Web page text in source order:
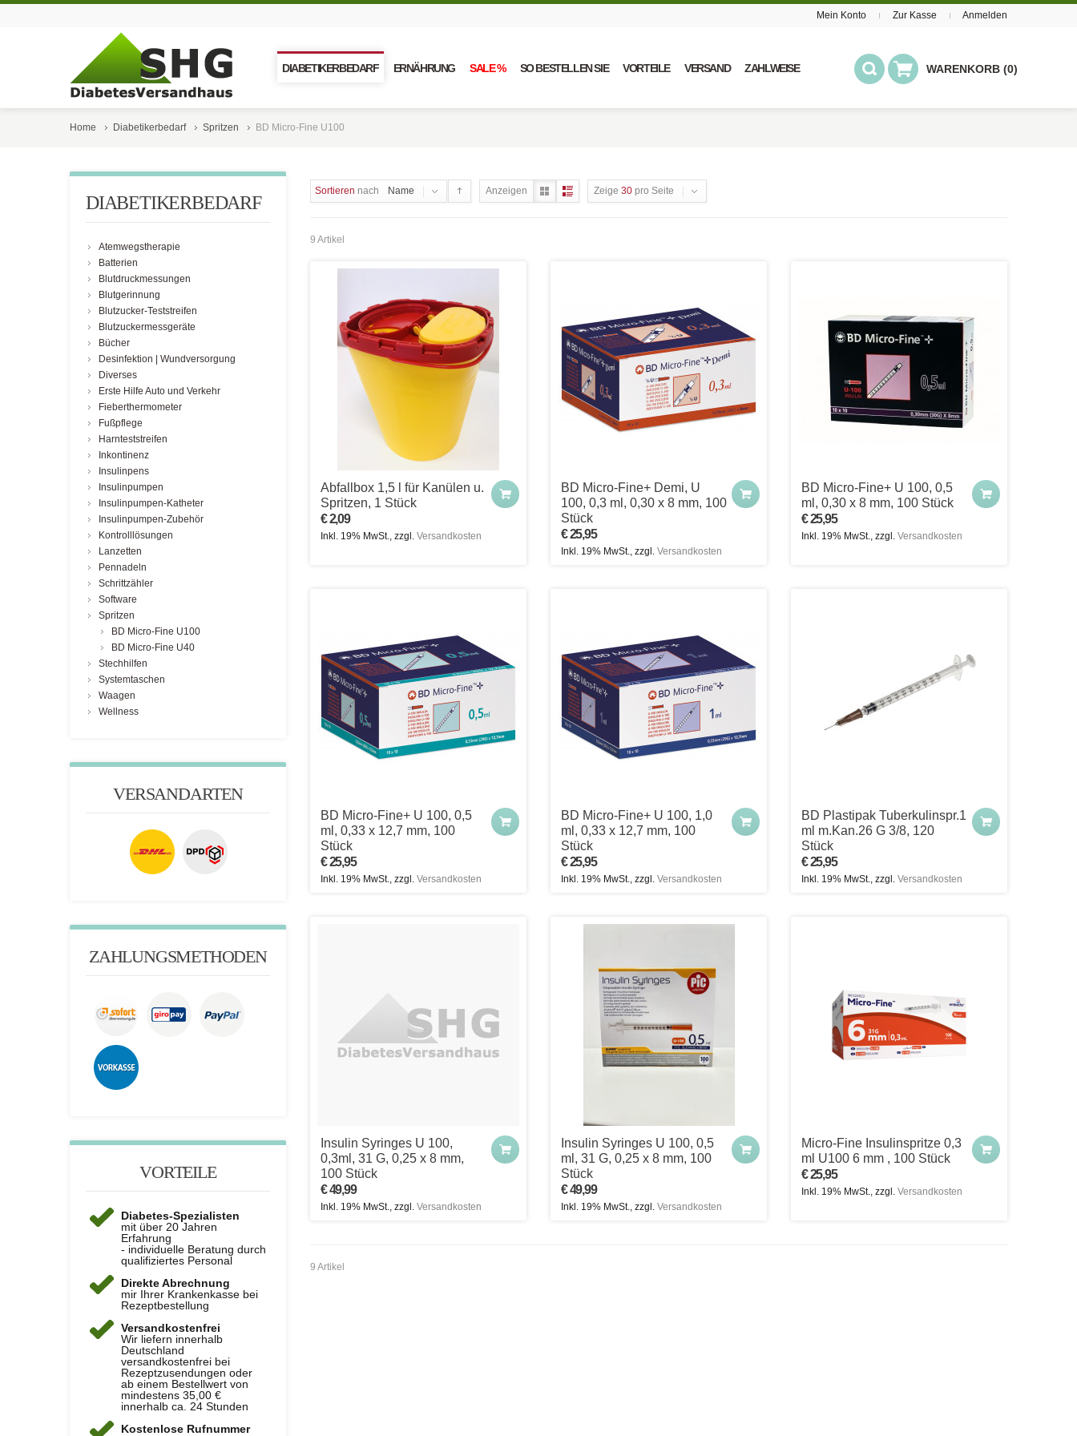
Mein Konto Zur Kasse Anmelden
DIABETIKERBEDARF ERNÄHRUNG SALE % SO BESTELLEN SIE VORTEILE VERSAND ZAHLWEISE WARENKORB (0)
Home Diabetikerbedarf Spritzen BD Micro-Fine U100
Sortieren nach Name Anzeigen Zeige 30 pro Seite
9 Artikel
Abfallbox 1,5 l für Kanülen u.
Spritzen, 1 Stück
€ 2,09
Inkl. 19% MwSt., zzgl. Versandkosten
BD Micro-Fine+ Demi, U
100, 0,3 ml, 0,30 x 8 mm, 100
Stück
€ 25,95
Inkl. 19% MwSt., zzgl. Versandkosten
BD Micro-Fine+ U 100, 0,5
ml, 0,30 x 8 mm, 100 Stück
€ 25,95
Inkl. 19% MwSt., zzgl. Versandkosten
BD Micro-Fine+ U 100, 0,5
ml, 0,33 x 12,7 mm, 100
Stück
€ 25,95
Inkl. 19% MwSt., zzgl. Versandkosten
BD Micro-Fine+ U 100, 1,0
ml, 0,33 x 12,7 mm, 100
Stück
€ 25,95
Inkl. 19% MwSt., zzgl. Versandkosten
BD Plastipak Tuberkulinspr.1
ml m.Kan.26 G 3/8, 120
Stück
€ 25,95
Inkl. 19% MwSt., zzgl. Versandkosten
Insulin Syringes U 100,
0,3ml, 31 G, 0,25 x 8 mm,
100 Stück
€ 49,99
Inkl. 19% MwSt., zzgl. Versandkosten
Insulin Syringes U 100, 0,5
ml, 31 G, 0,25 x 8 mm, 100
Stück
€ 49,99
Inkl. 19% MwSt., zzgl. Versandkosten
Micro-Fine Insulinspritze 0,3
ml U100 6 mm , 100 Stück
€ 25,95
Inkl. 19% MwSt., zzgl. Versandkosten
9 Artikel
DIABETIKERBEDARF
Atemwegstherapie
Batterien
Blutdruckmessungen
Blutgerinnung
Blutzucker-Teststreifen
Blutzuckermessgeräte
Bücher
Desinfektion | Wundversorgung
Diverses
Erste Hilfe Auto und Verkehr
Fieberthermometer
Fußpflege
Harnteststreifen
Inkontinenz
Insulinpens
Insulinpumpen
Insulinpumpen-Katheter
Insulinpumpen-Zubehör
Kontrolllösungen
Lanzetten
Pennadeln
Schrittzähler
Software
Spritzen
BD Micro-Fine U100
BD Micro-Fine U40
Stechhilfen
Systemtaschen
Waagen
Wellness
VERSANDARTEN
ZAHLUNGSMETHODEN
VORTEILE
Diabetes-Spezialisten
mit über 20 Jahren
Erfahrung
- individuelle Beratung durch
qualifiziertes Personal
Direkte Abrechnung
mir Ihrer Krankenkasse bei
Rezeptbestellung
Versandkostenfrei
Wir liefern innerhalb
Deutschland
versandkostenfrei bei
Rezeptzusendungen oder
ab einem Bestellwert von
mindestens 35,00 €
innerhalb ca. 24 Stunden
Kostenlose Rufnummer